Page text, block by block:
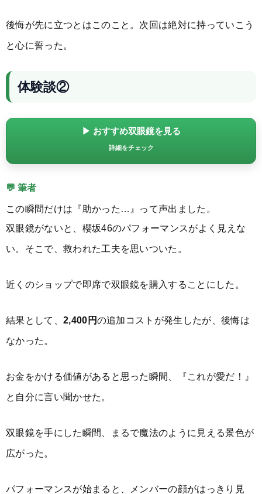
後悔が先に立つとはこのこと。次回は絶対に持っていこう
と心に誓った。
体験談②
▶ おすすめ双眼鏡を見る
詳細をチェック
💬 筆者
この瞬間だけは『助かった…』って声出ました。
双眼鏡がないと、櫻坂46のパフォーマンスがよく見えな
い。そこで、救われた工夫を思いついた。
近くのショップで即席で双眼鏡を購入することにした。
結果として、 2,400円の追加コストが発生したが、後悔は
なかった。
お金をかける価値があると思った瞬間、『これが愛だ！』
と自分に言い聞かせた。
双眼鏡を手にした瞬間、まるで魔法のように見える景色が
広がった。
パフォーマンスが始まると、メンバーの顔がはっきり見